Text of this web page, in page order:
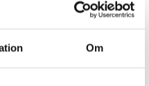
Om
effekter av löpning